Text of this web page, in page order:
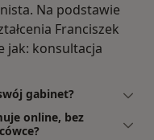
Na podstawie
Franciszek
jak: konsultacja
gabinet?
online, bez